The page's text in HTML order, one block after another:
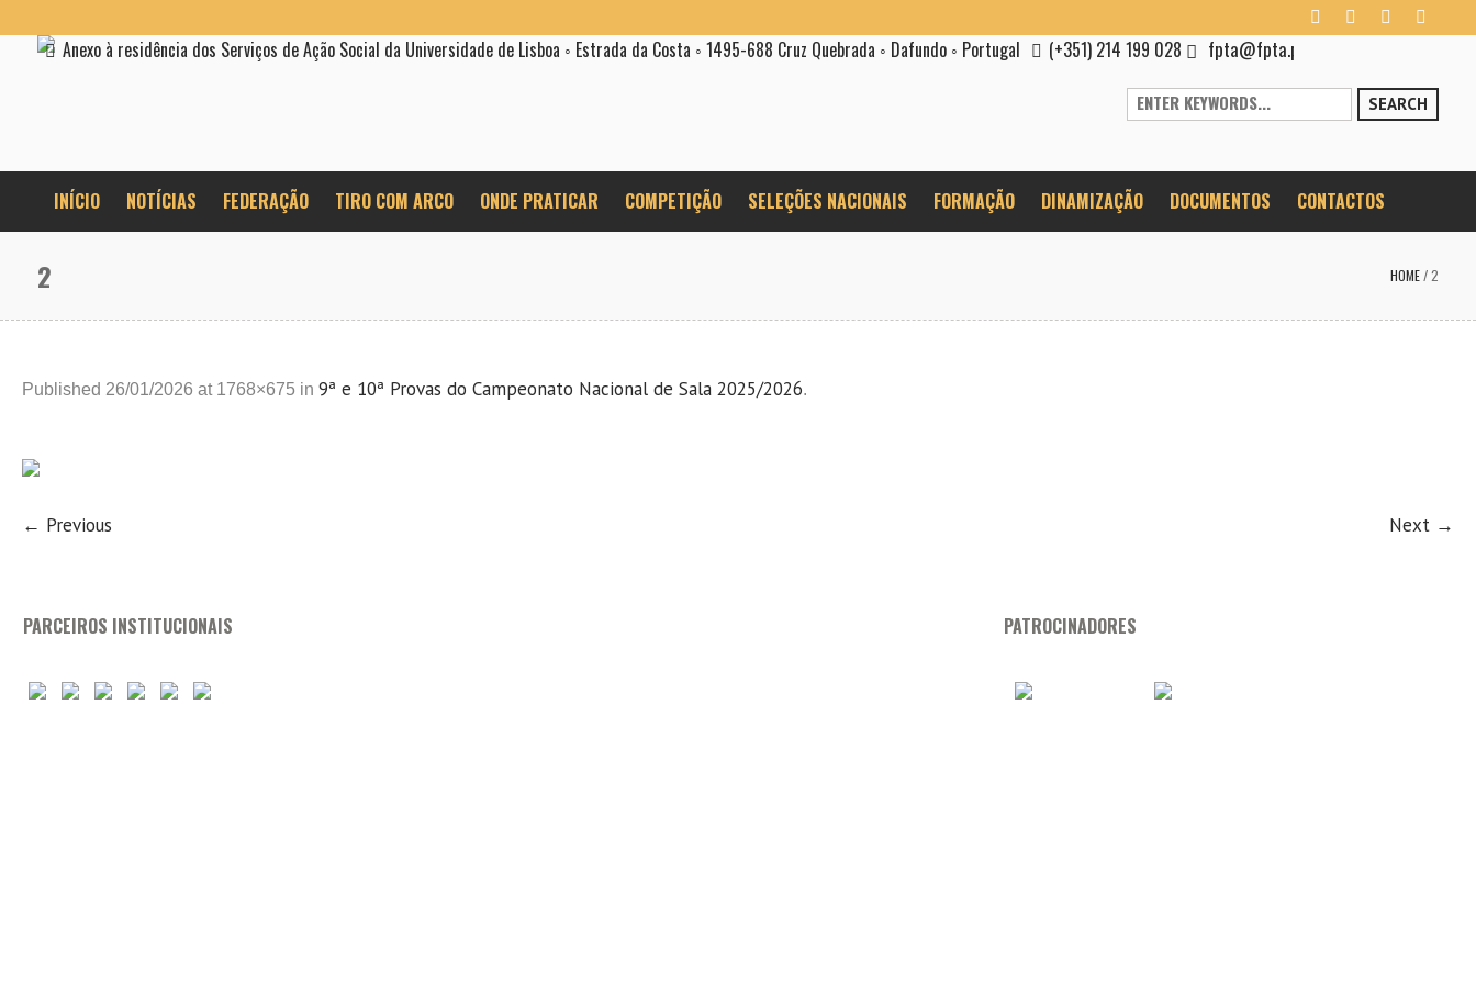
Anexo à residência dos Serviços de Ação Social da Universidade de Lisboa ◦ Estrada da Costa ◦ 1495-688 Cruz Quebrada ◦ Dafundo ◦ Portugal (+351) 214 199 028 fpta@fpta.pt
SEARCH
INÍCIO NOTÍCIAS FEDERAÇÃO TIRO COM ARCO ONDE PRATICAR COMPETIÇÃO SELEÇÕES NACIONAIS FORMAÇÃO DINAMIZAÇÃO DOCUMENTOS CONTACTOS
2 HOME /2
Published 26/01/2026 at 1768×675 in 9ª e 10ª Provas do Campeonato Nacional de Sala 2025/2026.
← Previous Next →
PARCEIROS INSTITUCIONAIS PATROCINADORES